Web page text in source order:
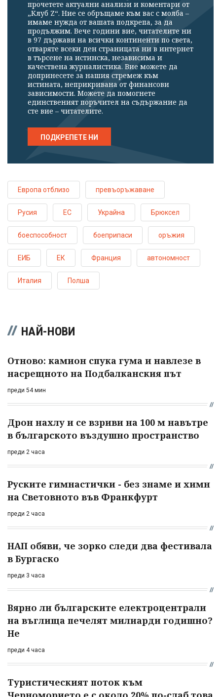
излязохте от
профила си!
прочетете актуални анализи и коментари от
„Клуб Z“. Ние се обръщаме към вас с молба –
имаме нужда от вашата подкрепа, за да
продължим. Вече години вие, читателите ни
в 97 държави на всички континенти по света,
отваряте всеки ден страницата ни в интернет
в търсене на истинска, независима и
качествена журналистика. Вие можете да
допринесете за нашия стремеж към
истината, неприкривана от финансови
зависимости. Можете да помогнете
единственият поръчител на съдържание да
сте вие – читателите.
ПОДКРЕПЕТЕ НИ
Европа отблизо превъоръжаване
Русия ЕС Украйна Брюксел
боеспособност боеприпаси оръжия
ЕИБ ЕК Франция автономност
Италия Полша
НАЙ-НОВИ
Отново: камион спука гума и навлезе в
насрещното на Подбалканския път
преди 54 мин
Дрон нахлу и се взриви на 100 м навътре
в българското въздушно пространство
преди 2 часа
Руските гимнастички - без знаме и химн
на Световното във Франкфурт
преди 2 часа
НАП обяви, че зорко следи два фестивала
в Бургаско
преди 3 часа
Вярно ли българските електроцентрали
на въглища печелят милиарди годишно?
Не
преди 4 часа
Туристическият поток към